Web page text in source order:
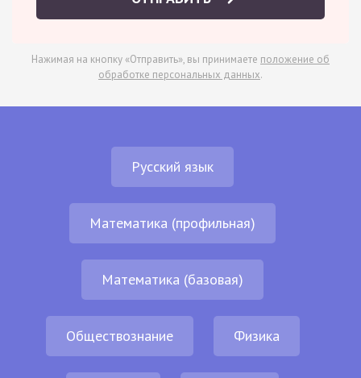
Нажимая на кнопку «Отправить», вы принимаете положение об
обработке персональных данных.
Русский язык
Математика (профильная)
Математика (базовая)
Обществознание Физика